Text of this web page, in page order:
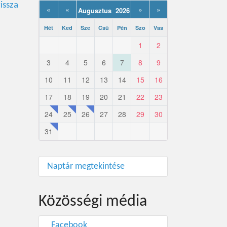
« « Augusztus 2026 » »
Hét Ked Sze Csü Pén Szo Vas
1
2
3
4 5 6 7 8
9
10
11 12 13 14 15
16
17
18 19 20 21 22
23
24
25 26 27 28 29
30
31
Naptár megtekintése
Közösségi média